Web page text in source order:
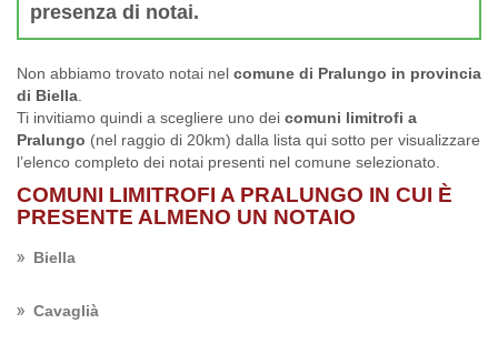
presenza di notai.
Non abbiamo trovato notai nel comune di Pralungo in provincia
di Biella
Ti invitiamo quindi a scegliere uno dei comuni limitrofi a
Pralungo (nel raggio di 20km) dalla lista qui sotto per visualizzare
l’elenco completo dei notai presenti nel comune selezionato.
COMUNI LIMITROFI A PRALUNGO IN CUI È
PRESENTE ALMENO UN NOTAIO
Biella
Cavaglià